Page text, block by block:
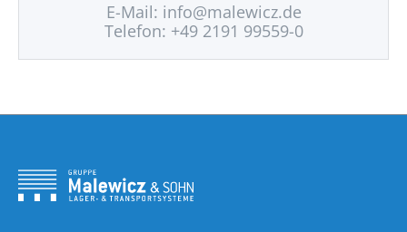
E-Mail: info@malewicz.de
Telefon: +49 2191 99559-0